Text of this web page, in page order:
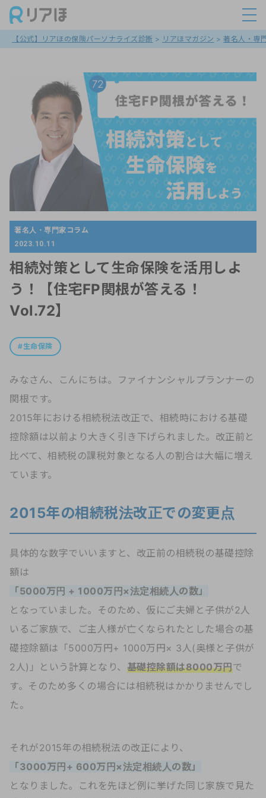
【公式】リアほの保険パーソナライズ診断 > リアほマガジン > 著名人・専
著名人・専門家コラム
2023.10.11
相続対策として生命保険を活用しよ
う！【住宅FP関根が答える！
Vol.72】
生命保険
みなさん、こんにちは。ファイナンシャルプランナーの
関根です。
2015年における相続税法改正で、相続時における基礎
控除額は以前より大きく引き下げられました。改正前と
比べて、相続税の課税対象となる人の割合は大幅に増え
ています。
2015年の相続税法改正での変更点
具体的な数字でいいますと、改正前の相続税の基礎控除
額は
「5000万円 + 1000万円×法定相続人の数」
となっていました。そのため、仮にご夫婦と子供が2人
いるご家族で、ご主人様が亡くなられたとした場合の基
礎控除額は「5000万円+ 1000万円× 3人(奥様と子供が
2人)」という計算となり、 基礎控除額は8000万円で
す。そのため多くの場合には相続税はかかりませんでし
た。
それが2015年の相続税法の改正により、
「3000万円+ 600万円×法定相続人の数」
となりました。これを先ほど例に挙げた同じ家族で見た